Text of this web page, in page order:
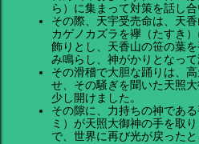
ら）に集まって対策を話し合
その際、天宇受売命は、天
カゲノカズラを襷（たすき
飾りとし、天香山の笹の葉
み鳴らし、神がかりとなって
その滑稽で大胆な踊りは、
せ、その騒ぎを聞いた天照
少し開けました。
その隙に、力持ちの神であ
ミ）が天照大御神の手を取
で、世界に再び光が戻ったと